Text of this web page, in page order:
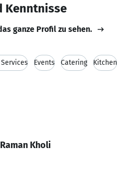
Kenntnisse
ganze Profil zu sehen.
Events Catering Kitchen
Kholi